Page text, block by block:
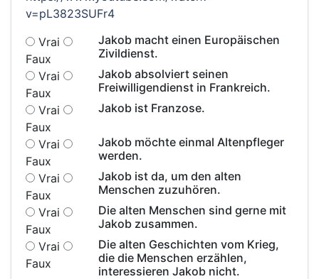
v=pL3823SUFr4
Vrai
Faux
Jakob macht einen Europäischen
Zivildienst.
Vrai
Faux
Jakob absolviert seinen
Freiwilligendienst in Frankreich.
Vrai
Faux
Jakob ist Franzose.
Vrai
Faux
Jakob möchte einmal Altenpfleger
werden.
Vrai
Faux
Jakob ist da, um den alten
Menschen zuzuhören.
Vrai
Faux
Die alten Menschen sind gerne mit
Jakob zusammen.
Vrai
Faux
Die alten Geschichten vom Krieg,
die die Menschen erzählen,
interessieren Jakob nicht.